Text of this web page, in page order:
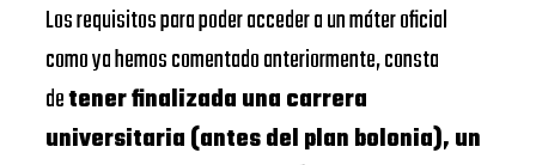
Los requisitos para poder acceder a un máter oficial
como ya hemos comentado anteriormente, consta
detener finalizada una carrera
universitaria (antes del plan bolonia), un